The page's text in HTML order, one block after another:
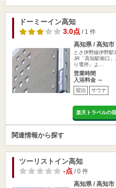
ドーミーイン高知
3.0点/ 1 件
高知県 / 高知市
とさ伊野線伊野駅
JR「高知駅南口
り電停」よ…
営業時間
入浴料金 ～
宿泊 サウナ
楽天トラベルの
関連情報から探す
ツーリストイン高知
-点/ 0 件
高知県 / 高知市